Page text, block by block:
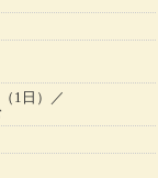
1日）／